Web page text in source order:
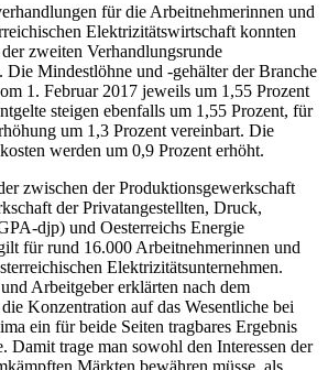
für die Arbeitnehmerinnen und
Elektrizitätswirtschaft konnten
zweiten Verhandlungsrunde
Die Mindestlöhne und -gehälter der Branche
1. Februar 2017 jeweils um 1,55 Prozent
steigen ebenfalls um 1,55 Prozent, für
um 1,3 Prozent vereinbart. Die
werden um 0,9 Prozent erhöht.
zwischen der Produktionsgewerkschaft
der Privatangestellten, Druck,
djp) und Oesterreichs Energie
für rund 16.000 Arbeitnehmerinnen und
Elektrizitätsunternehmen.
Arbeitgeber erklärten nach dem
Konzentration auf das Wesentliche bei
ein für beide Seiten tragbares Ergebnis
Damit trage man sowohl den Interessen der
Märkten bewähren müsse, als